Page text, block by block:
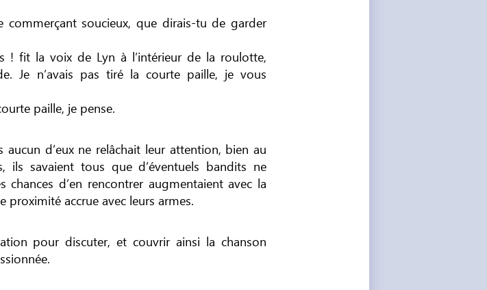
commerçant soucieux, que dirais-tu de garder
! fit la voix de Lyn à l’intérieur de la roulotte,
Je n’avais pas tiré la courte paille, je vous
paille, je pense.
d’eux ne relâchait leur attention, bien au
ils savaient tous que d’éventuels bandits ne
d’en rencontrer augmentaient avec la
proximité accrue avec leurs armes.
pour discuter, et couvrir ainsi la chanson